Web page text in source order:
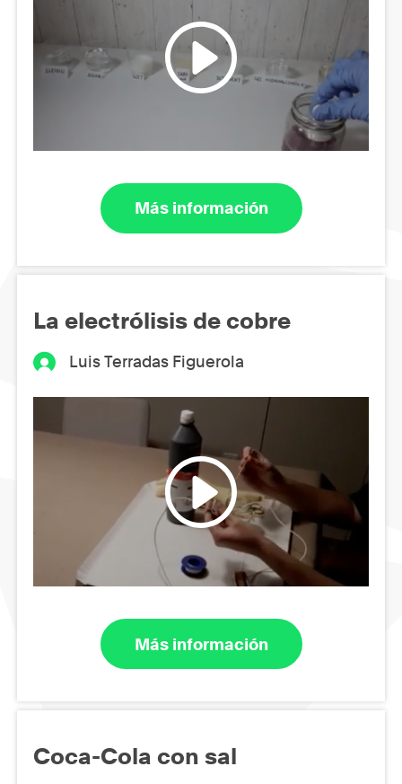
Más información
La electrólisis de cobre
Luis Terradas Figuerola
Más información
Coca-Cola con sal